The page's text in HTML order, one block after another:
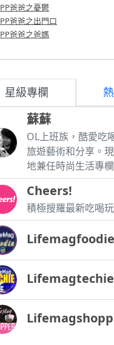
PP爸爸之憂鬱
PP爸爸之出門口
PP爸爸之爸媽
星級專欄
蘇蘇
OL上班族，酷愛吃
旅遊藝術和分享。
地兼任時尚生活專
Cheers!
積極搜羅最新吃喝
Lifemagfoodie
Lifemagtechie